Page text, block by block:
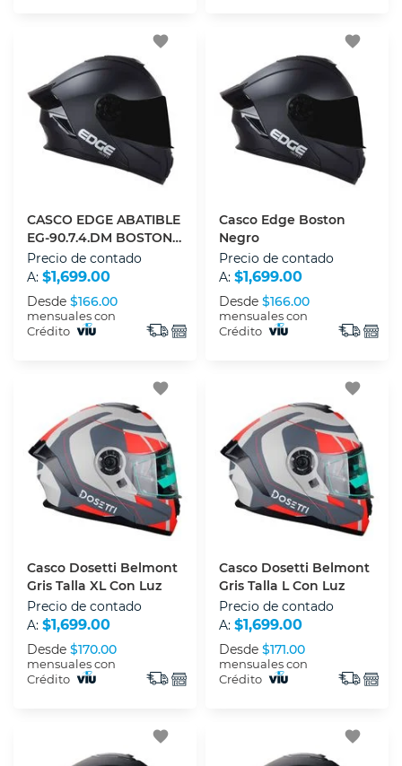
favorite
CASCO EDGE ABATIBLE
EG-90.7.4.DM BOSTON
Precio de contado
A: $1,699.00
Desde $166.00
mensuales con
Crédito
favorite
Casco Edge Boston
Negro
Precio de contado
A: $1,699.00
Desde $166.00
mensuales con
Crédito
favorite
Casco Dosetti Belmont
Gris Talla XL Con Luz
Precio de contado
A: $1,699.00
Desde $170.00
mensuales con
Crédito
favorite
Casco Dosetti Belmont
Gris Talla L Con Luz
Precio de contado
A: $1,699.00
Desde $171.00
mensuales con
Crédito
favorite favorite